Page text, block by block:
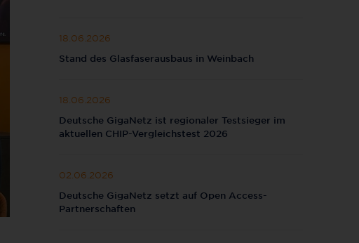
18.06.2026
Stand des Glasfaserausbaus in Weinbach
18.06.2026
Deutsche GigaNetz ist regionaler Testsieger im
aktuellen CHIP-Vergleichstest 2026
02.06.2026
Deutsche GigaNetz setzt auf Open Access-
Partnerschaften